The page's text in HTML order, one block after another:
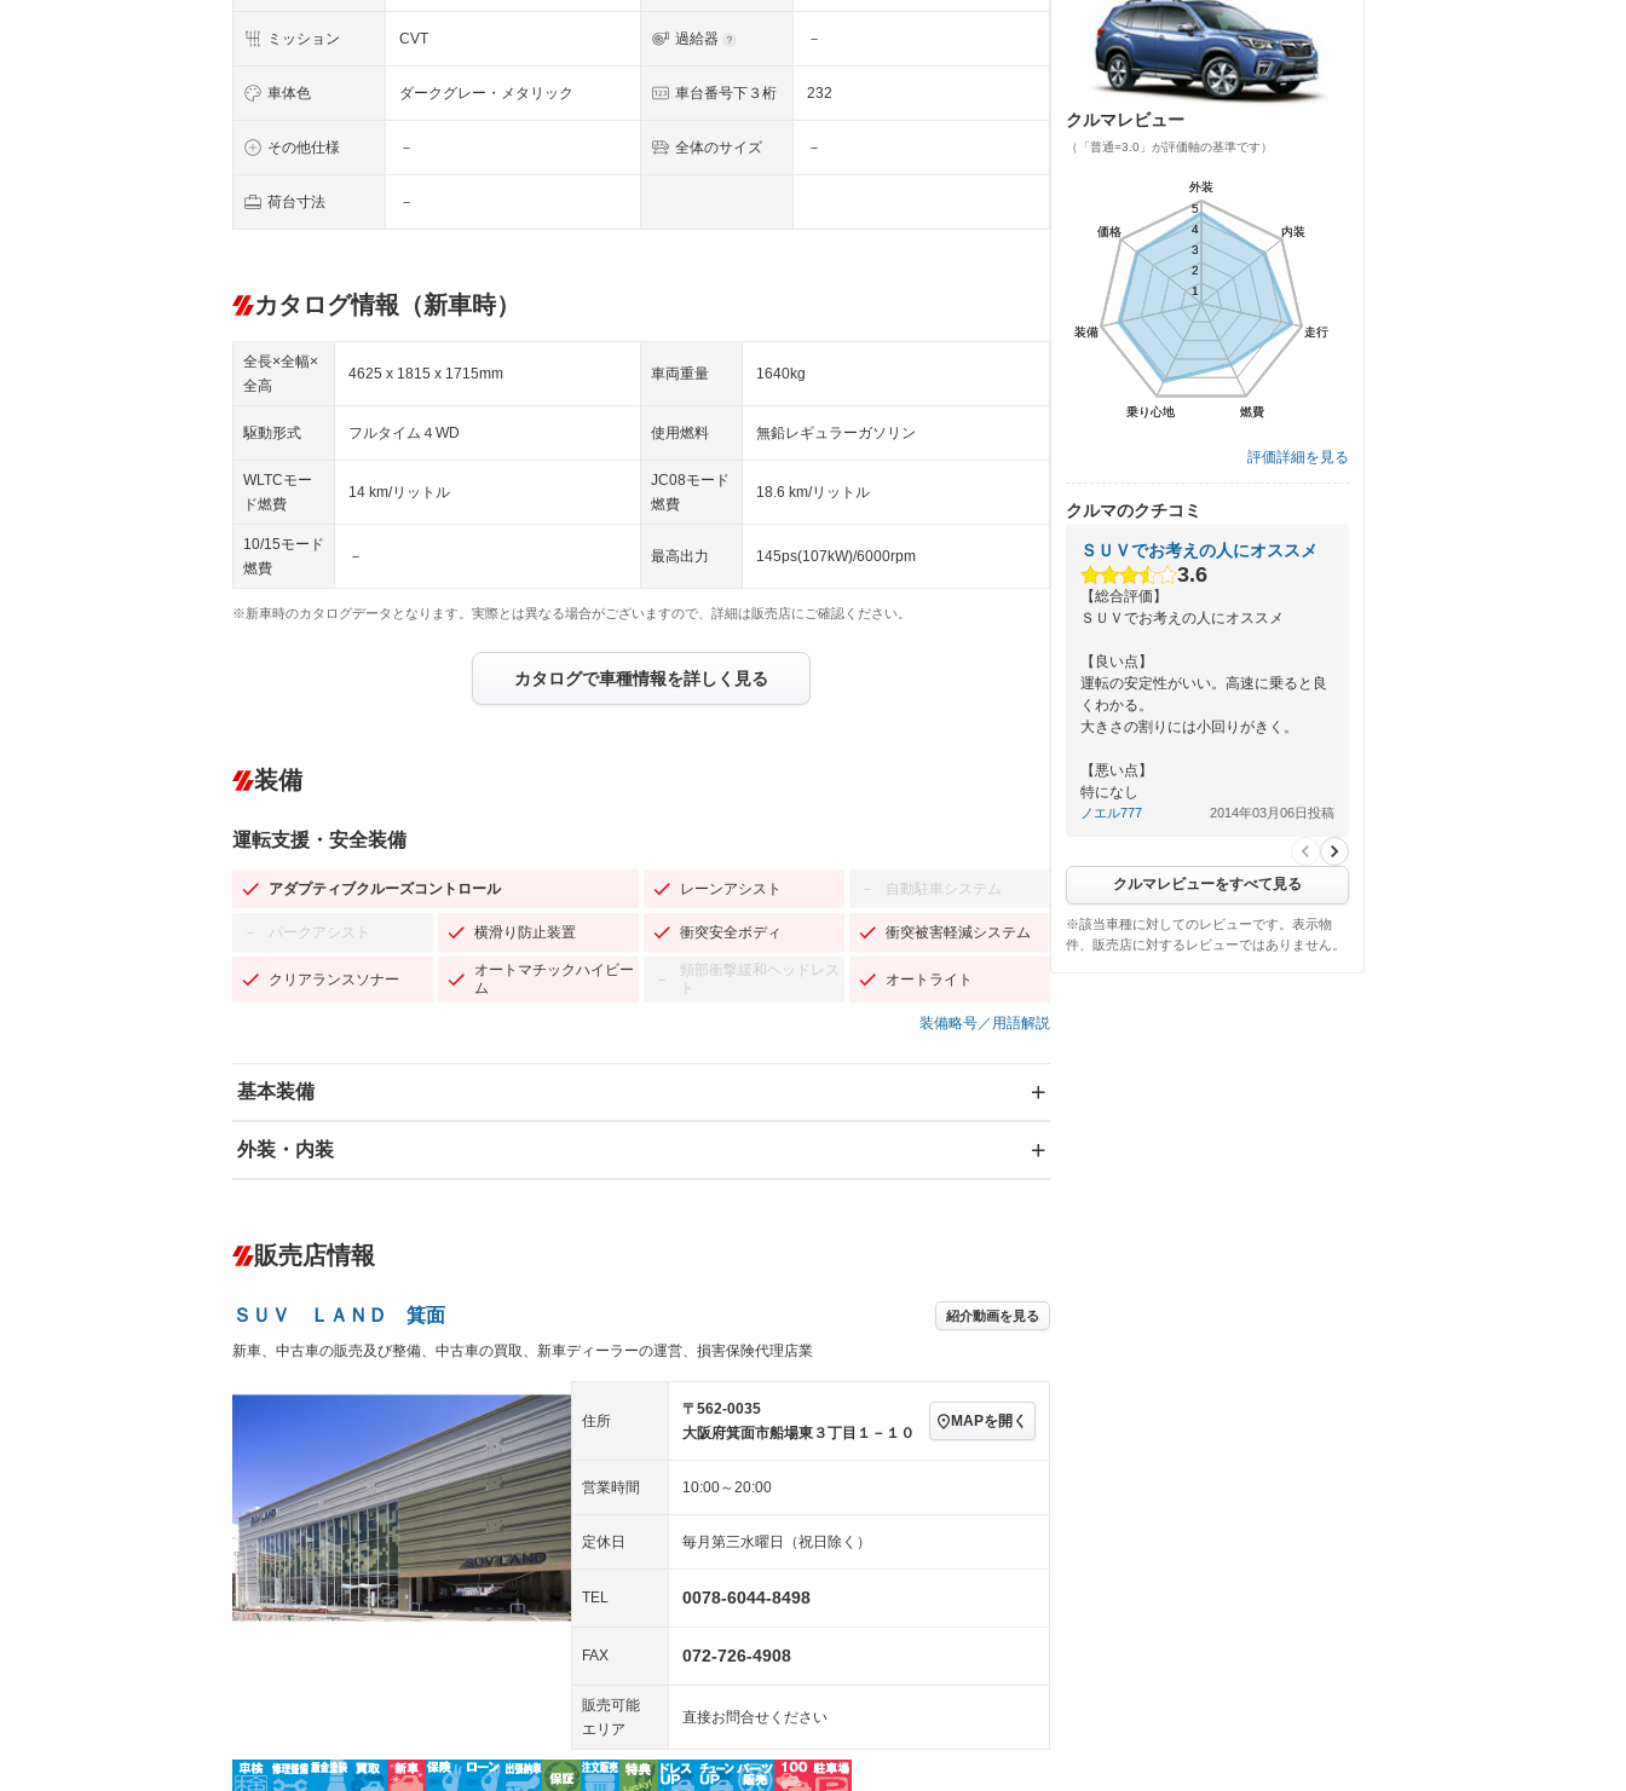
ミッション CVT 過給器 －
車体色 ダークグレー・メタリック 車台番号下３桁 232
その他仕様 － 全体のサイズ －
荷台寸法 －
カタログ情報（新車時）
全長×全幅×
全高
4625 x 1815 x 1715mm 車両重量 1640kg
駆動形式 フルタイム４WD 使用燃料 無鉛レギュラーガソリン
WLTCモー
ド燃費
14 km/リットル
JC08モード
燃費
18.6 km/リットル
10/15モード
燃費
－ 最高出力 145ps(107kW)/6000rpm
※新車時のカタログデータとなります。実際とは異なる場合がございますので、詳細は販売店にご確認ください。
カタログで車種情報を詳しく見る
装備
運転支援・安全装備
アダプティブクルーズコントロール レーンアシスト － 自動駐車システム
－ パークアシスト 横滑り防止装置 衝突安全ボディ 衝突被害軽減システム
クリアランスソナー
オートマチックハイビー
ム
－
頸部衝撃緩和ヘッドレス
ト
オートライト
装備略号／用語解説
基本装備
エアバッグ：運転席/助手席/サイド
－ ダウンヒルアシストコントロール
センターデフロック
装備略号／用語解説
外装・内装
オーディオ：CDまたはCDチェンジャー／ミュージック
プレイヤー接続可
－
ヘッドライトウォッシャ
ー
キーレス
LEDヘッドランプ － HID(キセノンライト) － ポータブルナビ
ETC エアロ スマートキー ローダウン
パワーシート 3列シート ベンチシート
フルフラットシート － チップアップシート オットマン
シートヒーター － ウォークスルー 後席モニター
フロントカメラ － シートエアコン
－ ルーフレール － エアサスペンション
販売店情報
ＳＵＶ ＬＡＮＤ 箕面 紹介動画を見る
新車、中古車の販売及び整備、中古車の買取、新車ディーラーの運営、損害保険代理店業
住所
〒562-0035
大阪府箕面市船場東３丁目１－１０
MAPを開く
営業時間 10:00～20:00
定休日 毎月第三水曜日（祝日除く）
TEL 0078-6044-8498
FAX 072-726-4908
販売可能
エリア
直接お問合せください
クルマレビュー
（「普通=3.0」が評価軸の基準です）
外装
内装
走行
燃費
乗り心地
装備
価格
1
2
3
4
5
外装
内装
走行
燃費
乗り心地
装備
価格
1
2
3
4
5
評価詳細を見る
クルマのクチコミ
ＳＵＶでお考えの人にオススメ
3.6
【総合評価】
ＳＵＶでお考えの人にオススメ
【良い点】
運転の安定性がいい。高速に乗ると良
くわかる。
大きさの割りには小回りがきく。
【悪い点】
特になし
ノエル777 2014年03月06日投稿
クルマレビューをすべて見る
※該当車種に対してのレビューです。表示物
件、販売店に対するレビューではありません。